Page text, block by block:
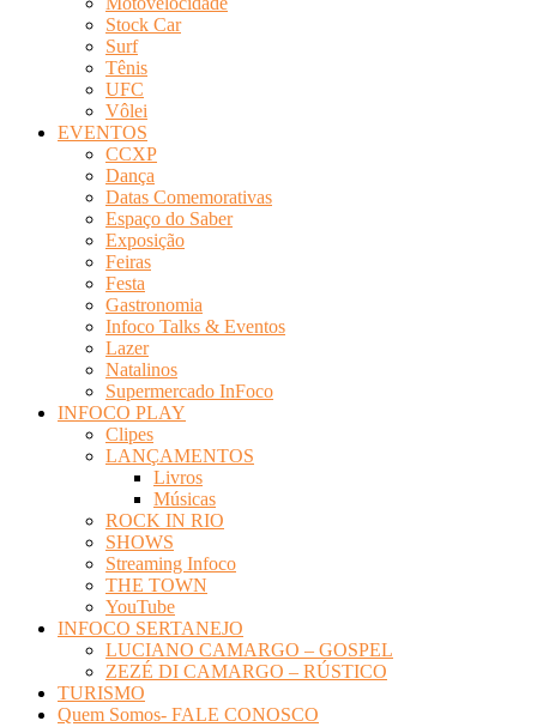
Stock Car
Surf
Tênis
UFC
Vôlei
EVENTOS
CCXP
Dança
Datas Comemorativas
Espaço do Saber
Exposição
Feiras
Festa
Gastronomia
Infoco Talks & Eventos
Lazer
Natalinos
Supermercado InFoco
INFOCO PLAY
Clipes
LANÇAMENTOS
Livros
Músicas
ROCK IN RIO
SHOWS
Streaming Infoco
THE TOWN
YouTube
INFOCO SERTANEJO
LUCIANO CAMARGO – GOSPEL
ZEZÉ DI CAMARGO – RÚSTICO
TURISMO
Quem Somos- FALE CONOSCO